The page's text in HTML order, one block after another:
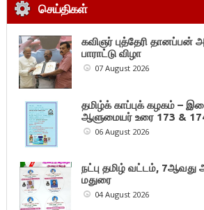
செய்திகள்
கவிஞர் புத்தேரி தானப்பன்
பாராட்டு விழா
07 August 2026
தமிழ்க் காப்புக் கழகம் –
ஆளுமையர் உரை 173 &
06 August 2026
நட்பு தமிழ் வட்டம், 7ஆவது
மதுரை
04 August 2026